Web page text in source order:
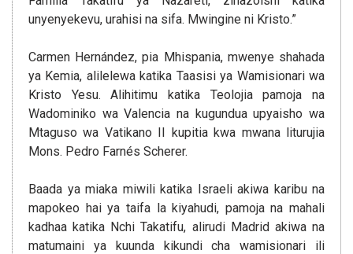
unyenyekevu, urahisi na sifa. Mwingine ni Kristo.”
Carmen Hernández, pia Mhispania, mwenye shahada
ya Kemia, alilelewa katika Taasisi ya Wamisionari wa
Kristo Yesu. Alihitimu katika Teolojia pamoja na
Wadominiko wa Valencia na kugundua upyaisho wa
Mtaguso wa Vatikano II kupitia kwa mwana liturujia
Mons. Pedro Farnés Scherer.
Baada ya miaka miwili katika Israeli akiwa karibu na
mapokeo hai ya taifa la kiyahudi, pamoja na mahali
kadhaa katika Nchi Takatifu, alirudi Madrid akiwa na
matumaini ya kuunda kikundi cha wamisionari ili